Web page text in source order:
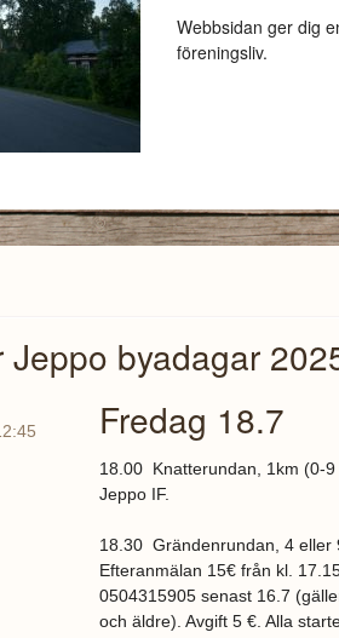
Webbsidan ger dig
föreningsliv.
Jeppo byadagar
Fredag 18.7
18.00 Knatterundan, 1km (0-
Jeppo IF.
18.30 Grändenrundan, 4 eller
Efteranmälan 15€ från kl.
0504315905 senast 16.7
och äldre). Avgift 5 €. Alla